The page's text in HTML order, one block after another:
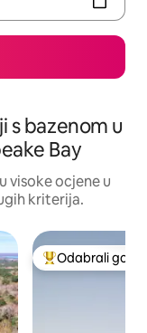
s bazenom u
Bay
visoke ocjene u
kriterija.
gosti”
Među najviše
Odabrali gosti